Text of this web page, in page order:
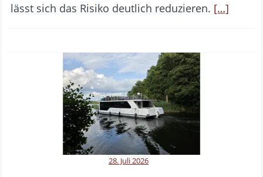
lässt sich das Risiko deutlich reduzieren. […]
28. Juli 2026